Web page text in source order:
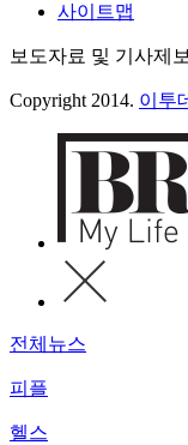
사이트맵
보도자료 및 기사제
Copyright 2014. 이투
전체뉴스
피플
헬스